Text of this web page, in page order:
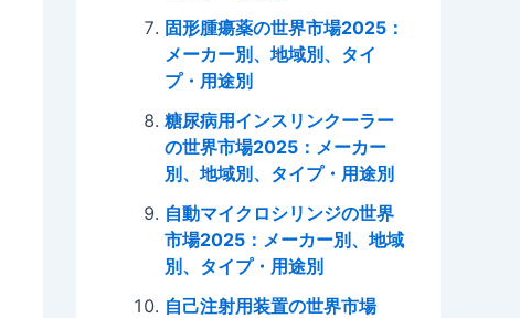
固形腫瘍薬の世界市場2025：
メーカー別、地域別、タイ
プ・用途別
糖尿病用インスリンクーラー
の世界市場2025：メーカー
別、地域別、タイプ・用途別
自動マイクロシリンジの世界
市場2025：メーカー別、地域
別、タイプ・用途別
自己注射用装置の世界市場